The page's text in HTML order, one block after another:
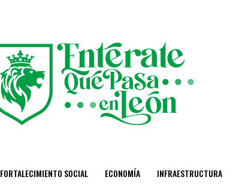
FORTALECIMIENTO SOCIAL ECONOMÍA INFRAESTRUCTURA